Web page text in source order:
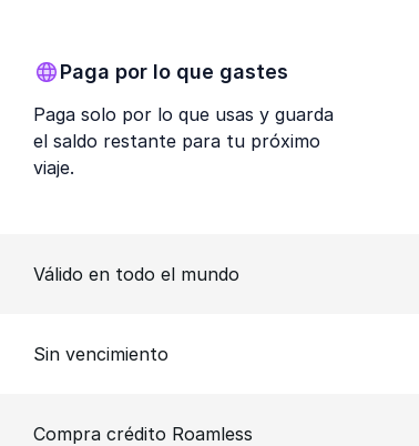
Paga por lo que gastes
Paga solo por lo que usas y guarda
el saldo restante para tu próximo
viaje.
Válido en todo el mundo
Sin vencimiento
Compra crédito Roamless